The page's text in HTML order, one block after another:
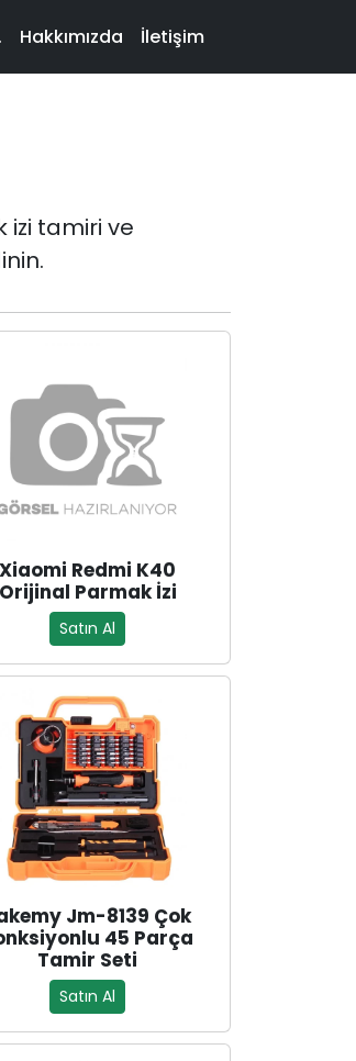
Hakkımızda İletişim
izi tamiri ve
Xiaomi Redmi K40
Orijinal Parmak İzi
Satın Al
Jm-8139 Çok
45 Parça
Tamir Seti
Satın Al